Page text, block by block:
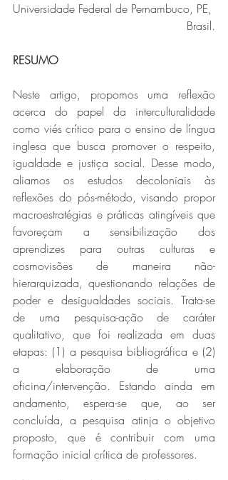
Universidade Federal de Pernambuco, PE,
Brasil.
RESUMO
Neste artigo, propomos uma reflexão
acerca do papel da interculturalidade
como viés crítico para o ensino de língua
inglesa que busca promover o respeito,
igualdade e justiça social. Desse modo,
aliamos os estudos decoloniais às
reflexões do pós-método, visando propor
macroestratégias e práticas atingíveis que
favoreçam a sensibilização dos
aprendizes para outras culturas e
cosmovisões de maneira não-
hierarquizada, questionando relações de
poder e desigualdades sociais. Trata-se
de uma pesquisa-ação de caráter
qualitativo, que foi realizada em duas
etapas: (1) a pesquisa bibliográfica e (2)
a elaboração de uma
oficina/intervenção. Estando ainda em
andamento, espera-se que, ao ser
concluída, a pesquisa atinja o objetivo
proposto, que é contribuir com uma
formação inicial crítica de professores.